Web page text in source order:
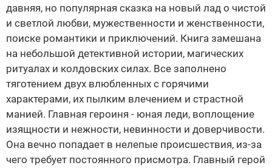
давняя, но популярная сказка на новый лад о чистой
и светлой любви, мужественности и женственности,
поиске романтики и приключений. Книга замешана
на небольшой детективной истории, магических
ритуалах и колдовских силах. Все заполнено
тяготением двух влюбленных с горячими
характерами, их пылким влечением и страстной
манией. Главная героиня - юная леди, воплощение
изящности и нежности, невинности и доверчивости.
Она вечно попадает в нелепые происшествия, из-за
чего требует постоянного присмотра. Главный герой